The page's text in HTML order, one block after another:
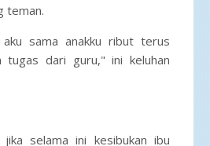
teman.
sama anakku ribut terus
tugas dari guru," ini keluhan
jika selama ini kesibukan ibu